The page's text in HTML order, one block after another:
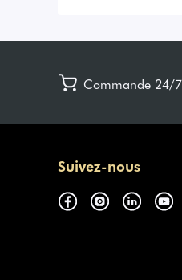
Commande 24/7
Suivez-nous